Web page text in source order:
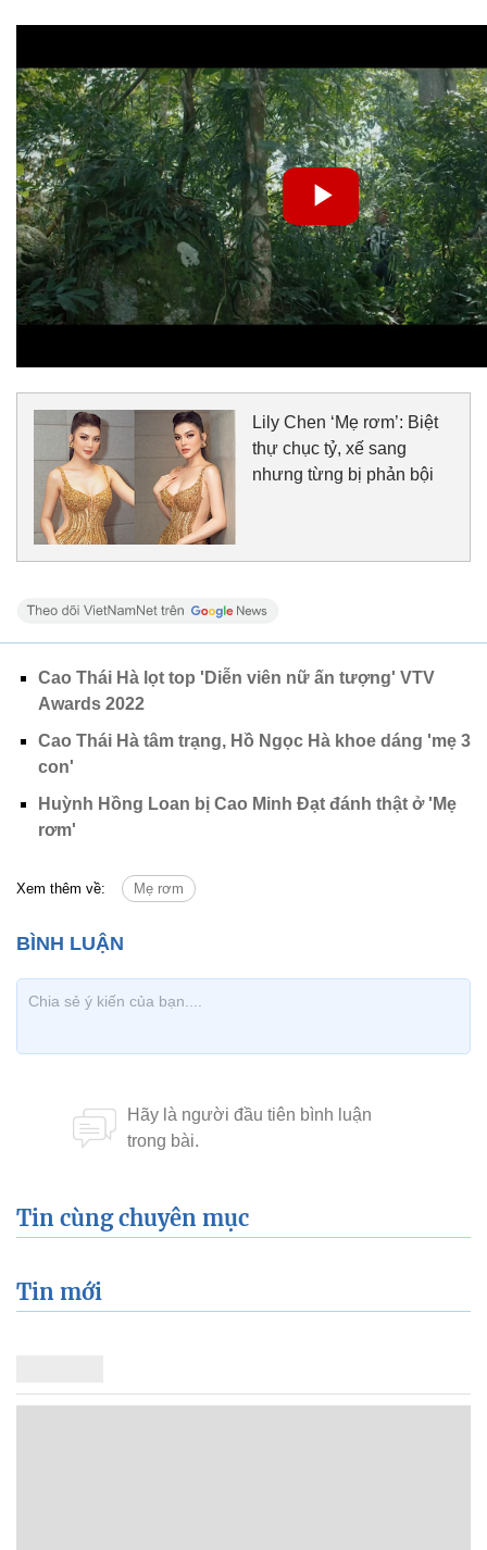
Lily Chen ‘Mẹ rơm’: Biệt
thự chục tỷ, xế sang
nhưng từng bị phản bội
Cao Thái Hà lọt top 'Diễn viên nữ ấn tượng' VTV
Awards 2022
Cao Thái Hà tâm trạng, Hồ Ngọc Hà khoe dáng 'mẹ 3
con'
Huỳnh Hồng Loan bị Cao Minh Đạt đánh thật ở 'Mẹ
rơm'
Xem thêm về: Mẹ rơm
Tin cùng chuyên mục
Tin mới